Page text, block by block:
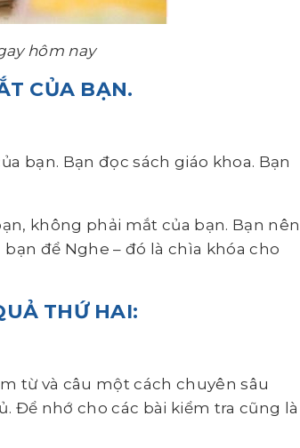
hôm nay
CỦA BẠN.
bạn. Bạn đọc sách giáo khoa. Bạn
không phải mắt của bạn. Bạn nên
để Nghe – đó là chìa khóa cho
THỨ HAI:
từ và câu một cách chuyên sâu
Để nhớ cho các bài kiểm tra cũng là